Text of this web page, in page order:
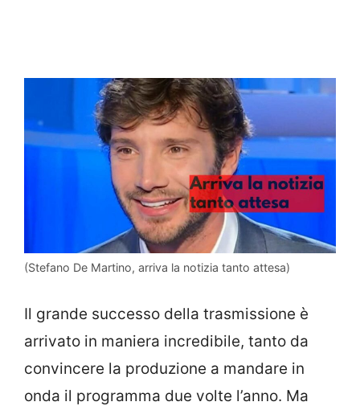
(Stefano De Martino, arriva la notizia tanto attesa)
Il grande successo della trasmissione è
arrivato in maniera incredibile, tanto da
convincere la produzione a mandare in
onda il programma due volte l’anno. Ma